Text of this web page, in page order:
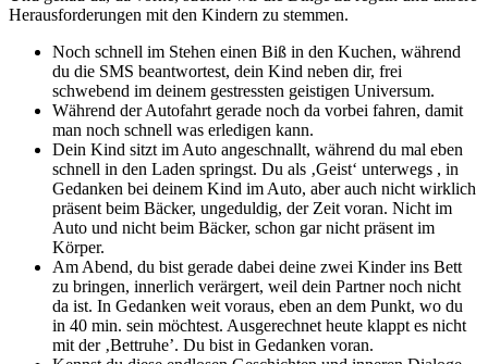
Herausforderungen mit den Kindern zu stemmen.
Noch schnell im Stehen einen Biß in den Kuchen, während
du die SMS beantwortest, dein Kind neben dir, frei
schwebend im deinem gestressten geistigen Universum.
Während der Autofahrt gerade noch da vorbei fahren, damit
man noch schnell was erledigen kann.
Dein Kind sitzt im Auto angeschnallt, während du mal eben
schnell in den Laden springst. Du als ‚Geist‘ unterwegs , in
Gedanken bei deinem Kind im Auto, aber auch nicht wirklich
präsent beim Bäcker, ungeduldig, der Zeit voran. Nicht im
Auto und nicht beim Bäcker, schon gar nicht präsent im
Körper.
Am Abend, du bist gerade dabei deine zwei Kinder ins Bett
zu bringen, innerlich verärgert, weil dein Partner noch nicht
da ist. In Gedanken weit voraus, eben an dem Punkt, wo du
in 40 min. sein möchtest. Ausgerechnet heute klappt es nicht
mit der ‚Bettruhe’. Du bist in Gedanken voran.